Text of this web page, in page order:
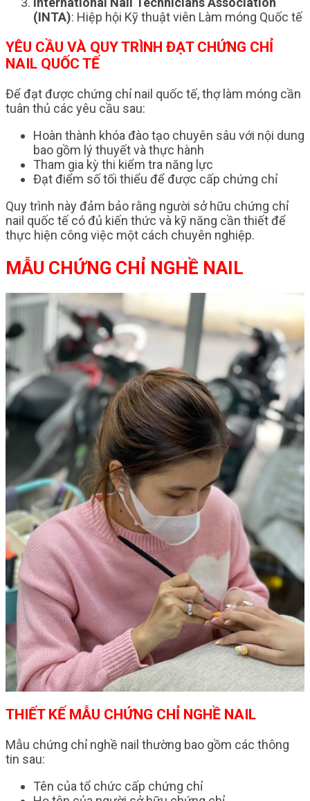
(INTA): Hiệp hội Kỹ thuật viên Làm móng Quốc tế
YÊU CẦU VÀ QUY TRÌNH ĐẠT CHỨNG CHỈ
NAIL QUỐC TẾ
Để đạt được chứng chỉ nail quốc tế, thợ làm móng cần
tuân thủ các yêu cầu sau:
Hoàn thành khóa đào tạo chuyên sâu với nội dung
bao gồm lý thuyết và thực hành
Tham gia kỳ thi kiểm tra năng lực
Đạt điểm số tối thiểu để được cấp chứng chỉ
Quy trình này đảm bảo rằng người sở hữu chứng chỉ
nail quốc tế có đủ kiến thức và kỹ năng cần thiết để
thực hiện công việc một cách chuyên nghiệp.
MẪU CHỨNG CHỈ NGHỀ NAIL
THIẾT KẾ MẪU CHỨNG CHỈ NGHỀ NAIL
Mẫu chứng chỉ nghề nail thường bao gồm các thông
tin sau:
Tên của tổ chức cấp chứng chỉ